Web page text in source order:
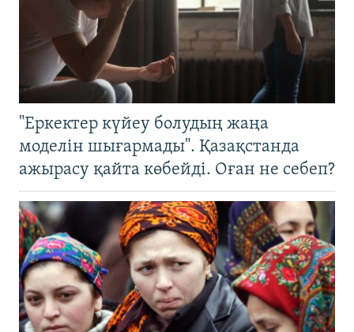
"Еркектер күйеу болудың жаңа
моделін шығармады". Қазақстанда
ажырасу қайта көбейді. Оған не себеп?